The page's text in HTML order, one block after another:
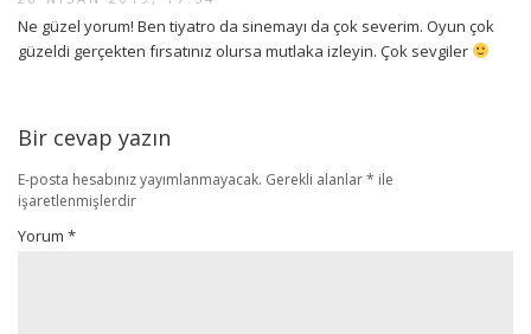
Ne güzel yorum! Ben tiyatro da sinemayı da çok severim. Oyun çok
güzeldi gerçekten fırsatınız olursa mutlaka izleyin. Çok sevgiler
Bir cevap yazın
E-posta hesabınız yayımlanmayacak. Gerekli alanlar* ile
işaretlenmişlerdir
Yorum *